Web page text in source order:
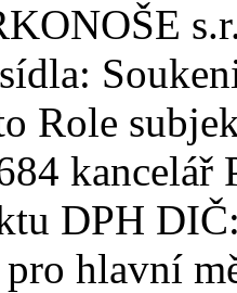
Role
kancelář
DPH
hlavní